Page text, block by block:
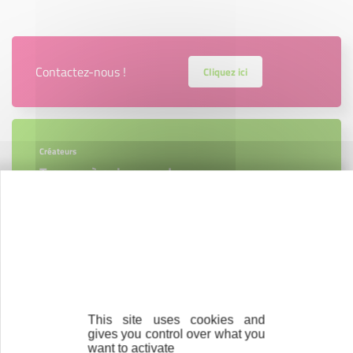
Contactez-nous ! Cliquez ici
Créateurs
Trouvez à qui vous adresser
This site uses cookies and
gives you control over what you
want to activate